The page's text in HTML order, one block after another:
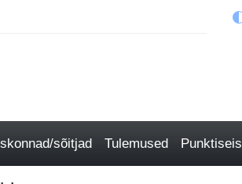
sõitjad Tulemused Punktiseis